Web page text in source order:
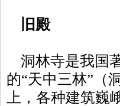
旧殿
洞林寺是我国
的“天中三林”（
上，各种建筑